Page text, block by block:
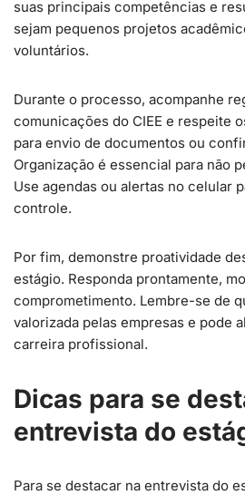
suas principais competências e
sejam pequenos projetos
voluntários.
Durante o processo, acompanhe
comunicações do CIEE e respeite
para envio de documentos ou
Organização é essencial para não
Use agendas ou alertas no celular
controle.
Por fim, demonstre proatividade
estágio. Responda prontamente,
comprometimento. Lembre-se de
valorizada pelas empresas e pode
carreira profissional.
Dicas para se
entrevista do
Para se destacar na entrevista do